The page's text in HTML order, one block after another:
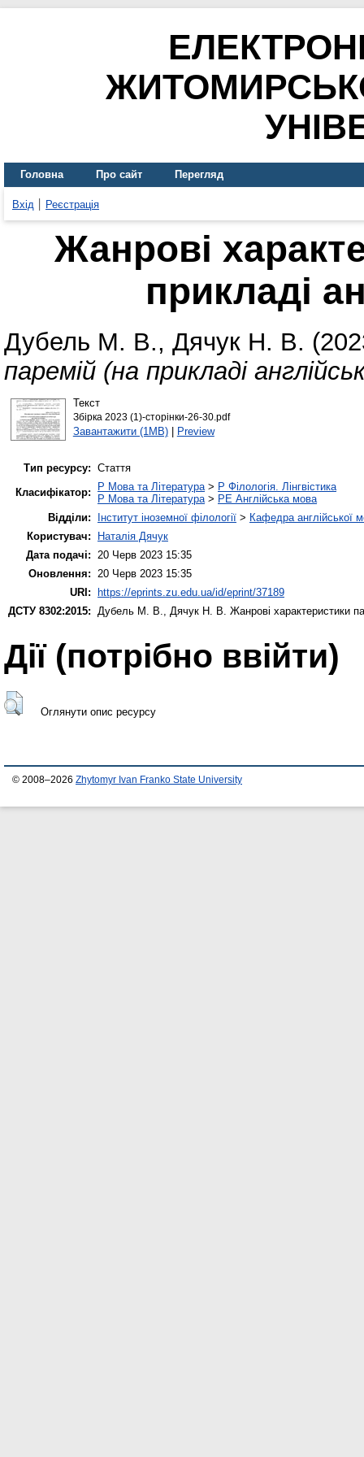
Головна Про сайт Перегляд
Вхід Реєстрація
Жанрові
прикладі
Дубель М. В., Дячук Н. В.
паремій (на прикладі
Текст
Збірка 2023 (1)-сторінки-26-30.pdf
Завантажити (1MB)| Preview
Тип ресурсу: Стаття
Класифікатор:
P Мова та Література> P Філологія. Лінгвістика
P Мова та Література> PE Англійська мова
Відділи:
Інститут іноземної філології > Кафедра англійської
Користувач:
Наталія Дячук
Дата подачі: 20 Черв 2023 15:35
Оновлення: 20 Черв 2023 15:35
URI:
https://eprints.zu.edu.ua/id/eprint/37189
ДСТУ 8302:2015: Дубель М. В., Дячук Н. В. Жанрові характеристики
Дії ​​(потрібно ввійти)
Оглянути опис ресурсу
© 2008–2026 Zhytomyr Ivan Franko State University